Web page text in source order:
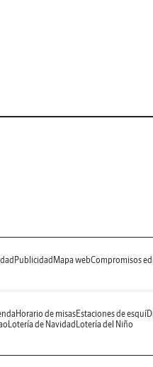
Publicidad Mapa webCompromisos
Horario de misasEstaciones de esquí
Lotería de Navidad Lotería del Niño